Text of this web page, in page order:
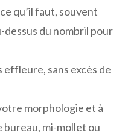
qu’il faut, souvent
du nombril pour
effleure, sans excès de
morphologie et à
bureau, mi-mollet ou